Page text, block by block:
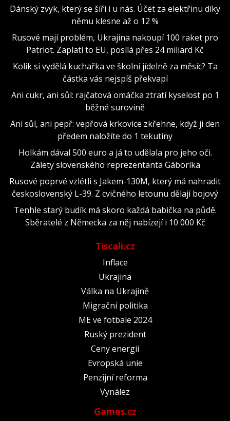
Dánský zvyk, který se šíří i u nás. Účet za elektřinu díky
němu klesne až o 12 %
Rusové mají problém, Ukrajina nakoupí 100 raket pro
Patriot. Zaplatí to EU, posílá přes 24 miliard Kč
Kolik si vydělá kuchařka ve školní jídelně za měsíc? Ta
částka vás nejspíš překvapí
Ani cukr, ani sůl: rajčatová omáčka ztratí kyselost po 1
běžné surovině
Ani sůl, ani pepř: vepřová krkovice zkřehne, když ji den
předem naložíte do 1 tekutiny
Holkám dával 500 euro a já to udělala pro jeho oči.
Zálety slovenského reprezentanta Gáboríka
Rusové poprvé vzlétli s Jakem-130M, který má nahradit
československý L-39. Z cvičného letounu dělají bojový
Tenhle starý budík má skoro každá babička na půdě.
Sběratelé z Německa za něj nabízejí i 10 000 Kč
Tiscali.cz
Inflace
Ukrajina
Válka na Ukrajině
Migrační politika
ME ve fotbale 2024
Ruský prezident
Ceny energií
Evropská unie
Penzijní reforma
Vynález
Games.cz